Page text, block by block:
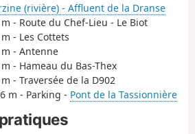
(rivière) - Affluent de la Dranse
- Route du Chef-Lieu - Le Biot
- Les Cottets
- Antenne
- Hameau du Bas-Thex
- Traversée de la D902
m - Parking - Pont de la Tassionnière